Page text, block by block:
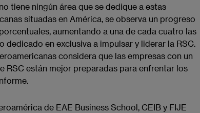
tiene ningún área que se dedique a estas
situadas en América, se observa un progreso
aumentando a una de cada cuatro las
en exclusiva a impulsar y liderar la RSC.​
considera que las empresas con un
RSC están mejor preparadas para enfrentar los
de EAE ​Business​ School, CEIB y FIJE